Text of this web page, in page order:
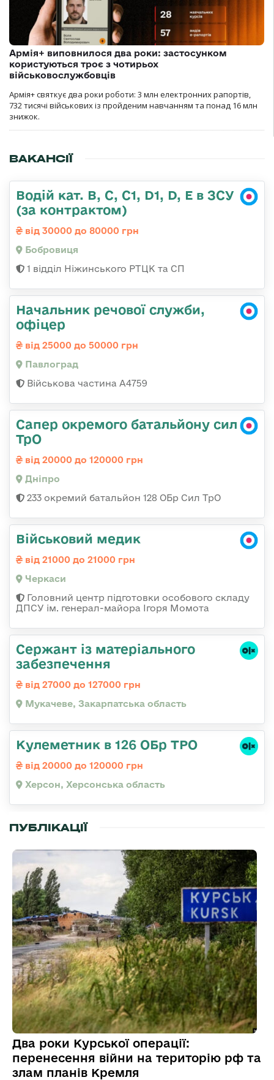
Армія+ виповнилося два роки: застосунком
користуються троє з чотирьох
військовослужбовців
Армія+ святкує два роки роботи: 3 млн електронних рапортів,
732 тисячі військових із пройденим навчанням та понад 16 млн
знижок.
ВАКАНСІЇ
Водій кат. В, С, С1, D1, D, E в ЗСУ
(за контрактом)
від 30000 до 80000 грн
Бобровиця
1 відділ Ніжинського РТЦК та СП
Начальник речової служби,
офіцер
від 25000 до 50000 грн
Павлоград
Військова частина А4759
Сапер окремого батальйону сил
ТрО
від 20000 до 120000 грн
Дніпро
233 окремий батальйон 128 ОБр Сил ТрО
Військовий медик
від 21000 до 21000 грн
Черкаси
Головний центр підготовки особового складу
ДПСУ ім. генерал-майора Ігоря Момота
Сержант із матеріального
забезпечення
від 27000 до 127000 грн
Мукачеве, Закарпатська область
Кулеметник в 126 ОБр ТРО
від 20000 до 120000 грн
Херсон, Херсонська область
ПУБЛІКАЦІЇ
Два роки Курської операції:
перенесення війни на територію рф та
злам планів Кремля